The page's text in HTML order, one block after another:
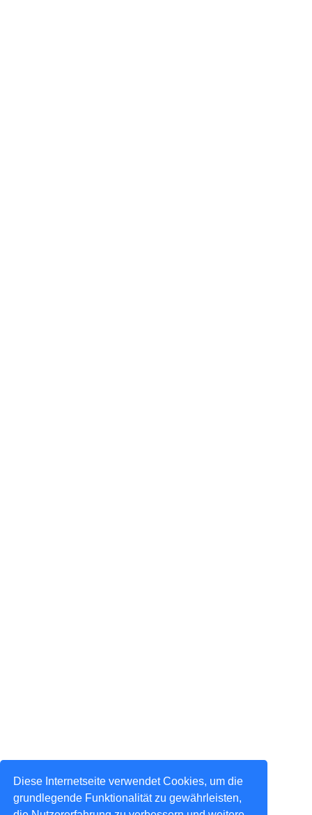
Diese Internetseite verwendet Cookies, um die
grundlegende Funktionalität zu gewährleisten,